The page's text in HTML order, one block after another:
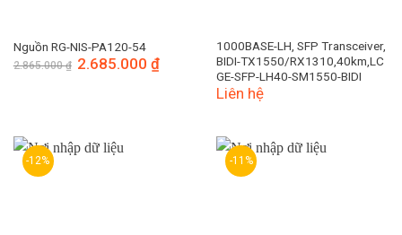
Nguồn RG-NIS-PA120-54
2.865.000₫ Giá
gốc
2.685.000₫
1000BASE-LH, SFP Transceiver,
BIDI-TX1550/RX1310,40km,LC
GE-SFP-LH40-SM1550-BIDI
Liên hệ
-12% -11%